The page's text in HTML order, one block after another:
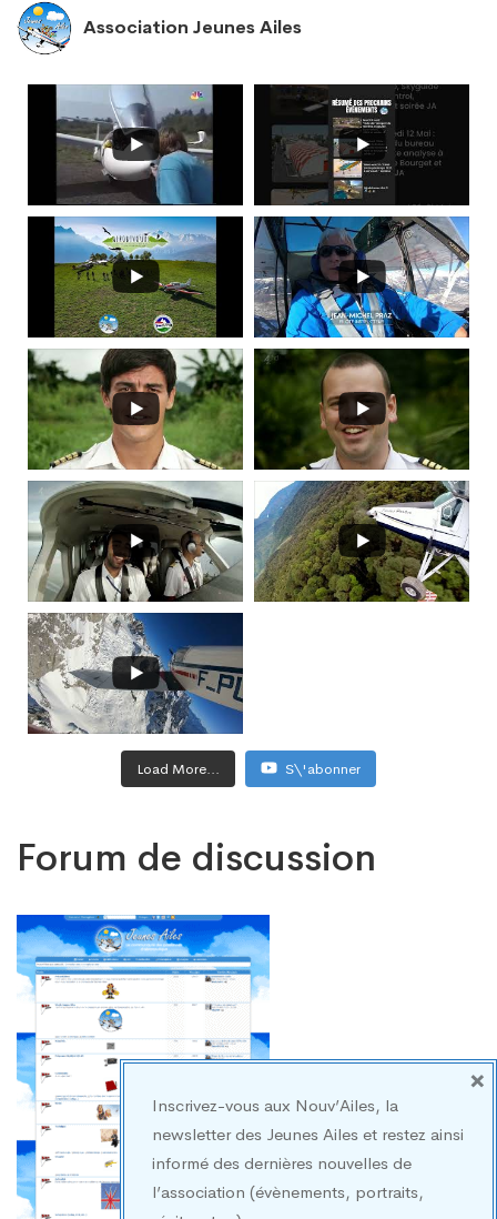
Association Jeunes Ailes
Load More... S\'abonner
Forum de discussion
Inscrivez-vous aux Nouv’Ailes, la
newsletter des Jeunes Ailes et restez ainsi
informé des dernières nouvelles de
l’association (évènements, portraits,
×